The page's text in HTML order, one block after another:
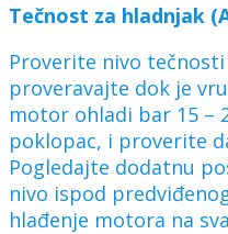
Tečnost za hladnjak
Proverite nivo
proveravajte dok je
motor ohladi bar 15 –
poklopac, i proverite
Pogledajte dodatnu
nivo ispod
hlađenje motora na